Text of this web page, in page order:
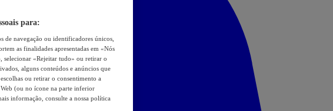
para:
de navegação ou identificadores únicos,
as finalidades apresentadas em «Nós
selecionar «Rejeitar tudo» ou retirar o
alguns conteúdos e anúncios que
ou retirar o consentimento a
(ou no ícone na parte inferior
informação, consulte a nossa política